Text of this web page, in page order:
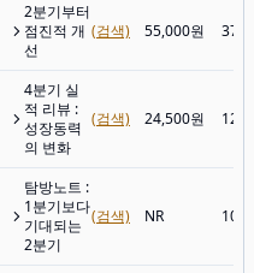
2분기부터
점진적 개
선
(검색) 55,000원
4분기 실
적 리뷰 :
성장동력
의 변화
(검색) 24,500원
탐방노트 :
1분기보다
기대되는
2분기
(검색) NR